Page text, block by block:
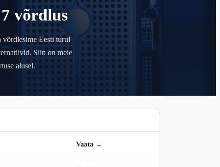
võrdlus
võrdlesime Eesti turul
Siin on meie
alusel.
Vaata →